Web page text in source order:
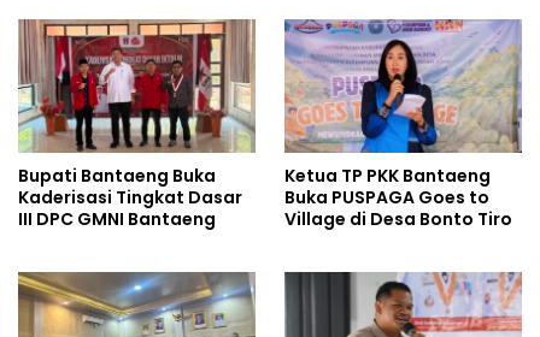
Bupati Bantaeng Buka
Kaderisasi Tingkat Dasar
III DPC GMNI Bantaeng
Ketua TP PKK Bantaeng
Buka PUSPAGA Goes to
Village di Desa Bonto Tiro